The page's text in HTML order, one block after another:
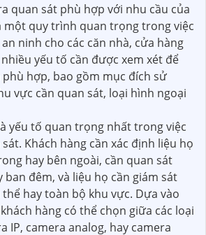
quan sát phù hợp với nhu cầu của
một quy trình quan trọng trong việc
ninh cho các căn nhà, cửa hàng
yếu tố cần được xem xét để
hợp, bao gồm mục đích sử
vực cần quan sát, loại hình ngoại
yếu tố quan trọng nhất trong việc
Khách hàng cần xác định liệu họ
hay bên ngoài, cần quan sát
đêm, và liệu họ cần giám sát
hay toàn bộ khu vực. Dựa vào
hàng có thể chọn giữa các loại
IP, camera analog, hay camera